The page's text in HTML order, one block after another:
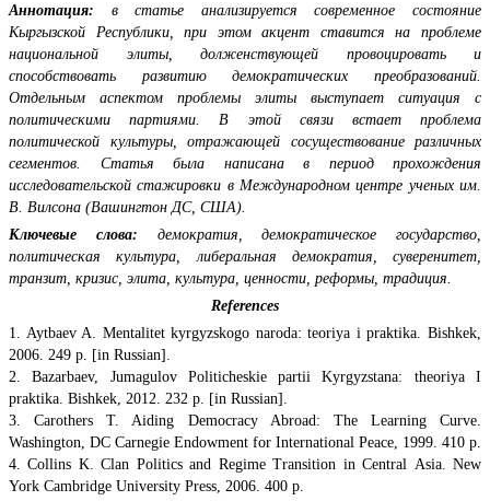
Аннотация: в статье анализируется современное состояние
Кыргызской Республики, при этом акцент ставится на проблеме
национальной элиты, долженствующей провоцировать и
способствовать развитию демократических преобразований.
Отдельным аспектом проблемы элиты выступает ситуация с
политическими партиями. В этой связи встает проблема
политической культуры, отражающей сосуществование различных
сегментов. Статья была написана в период прохождения
исследовательской стажировки в Международном центре ученых им.
В. Вилсона (Вашингтон ДС, США).
Ключевые слова: демократия, демократическое государство,
политическая культура, либеральная демократия, суверенитет,
транзит, кризис, элита, культура, ценности, реформы, традиция.
References
1. Aytbaev A. Mentalitet kyrgyzskogo naroda: teoriya i praktika. Bishkek,
2006. 249 p. [in Russian].
2. Bazarbaev, Jumagulov Politicheskie partii Kyrgyzstana: theoriya I
praktika. Bishkek, 2012. 232 p. [in Russian].
3. Carothers T. Aiding Democracy Abroad: The Learning Curve.
Washington, DC Carnegie Endowment for International Peace, 1999. 410 p.
4. Collins K. Clan Politics and Regime Transition in Central Аsia. New
York Cambridge University Press, 2006. 400 p.